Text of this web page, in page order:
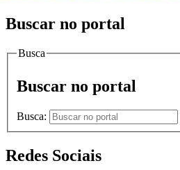
Buscar no portal
Busca
Buscar no portal
Busca:
Redes Sociais